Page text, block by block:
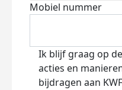
Mobiel nummer
Ik blijf graag op
acties en
bijdragen aan